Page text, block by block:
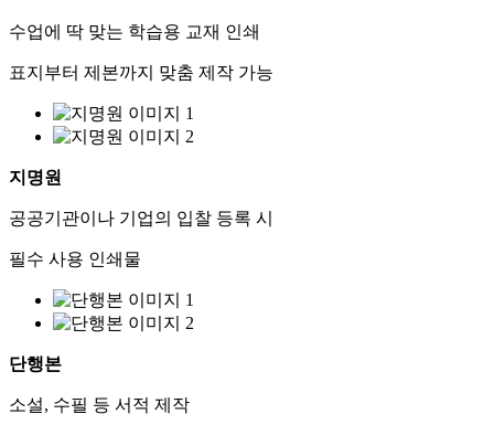
수업에 딱 맞는 학습용 교재 인쇄
표지부터 제본까지 맞춤 제작 가능
지명원
공공기관이나 기업의 입찰 등록 시
필수 사용 인쇄물
단행본
소설, 수필 등 서적 제작